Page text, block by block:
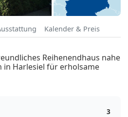
Kalender & Preis
Reihenendhaus nahe
in Harlesiel für erholsame
3